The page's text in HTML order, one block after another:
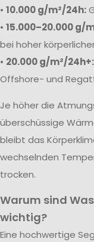
• 10.000 g/m²/24h:
• 15.000–20.000 g/
bei hoher
• 20.000 g/m²/24h+:
Offshore- und
Je höher die
überschüssige
bleibt das
wechselnden
trocken.
Warum sind
wichtig?
Eine hochwertige